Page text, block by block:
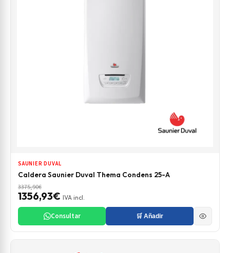
SAUNIER DUVAL
Caldera Saunier Duval Thema Condens 25-A
3375,90€
1356,93€ IVA incl.
Consultar 🛒 Añadir